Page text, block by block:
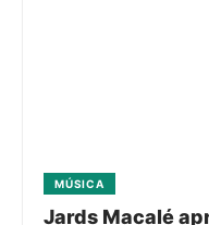
MÚSICA
Jards Macalé